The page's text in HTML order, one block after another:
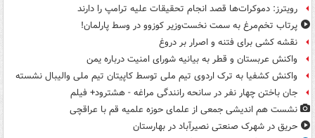
رویترز: دموکرات‌ها قصد انجام تحقیقات علیه ترامپ را دارند
پرتاب تخم‌مرغ به سمت نخست‌وزیر کوزوو در وسط پارلمان!
نقشه کشی برای فتنه و اصرار بر دروغ
واکنش عربستان و قطر به بیانیه شورای امنیت درباره یمن
واکنش کشفیا به ترک اردوی تیم ملی توسط کاپیتان تیم ملی والیبال نشسته
جان باختن چهار نفر در سانحه رانندگی مراغه - هشترود+ فیلم
نشست هم اندیشی جمعی از علمای حوزه علمیه قم با عراقچی
حریق در شهرک صنعتی نصیرآباد در بهارستان